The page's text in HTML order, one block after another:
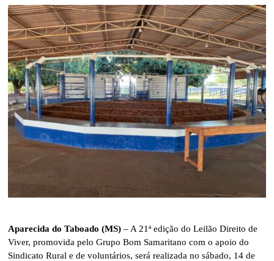
Aparecida do Taboado (MS) – A 21ª edição do Leilão Direito de
Viver, promovida pelo Grupo Bom Samaritano com o apoio do
Sindicato Rural e de voluntários, será realizada no sábado, 14 de